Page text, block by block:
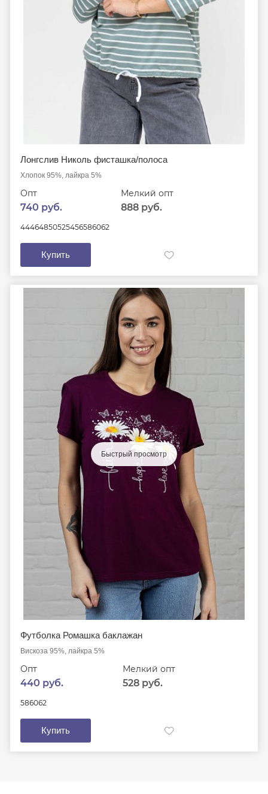
Лонгслив Николь фисташка/полоса
Хлопок 95%, лайкра 5%
Опт Мелкий опт
740 руб. 888 руб.
44464850525456586062
Купить
Быстрый просмотр
Футболка Ромашка баклажан
Вискоза 95%, лайкра 5%
Опт Мелкий опт
440 руб. 528 руб.
586062
Купить